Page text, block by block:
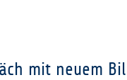
mit neuem